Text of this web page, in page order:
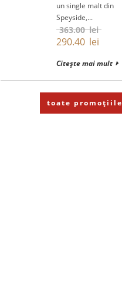
un single malt din
Speyside,...
363.00lei
290.40 lei
Citește mai mult
toate promoțiile